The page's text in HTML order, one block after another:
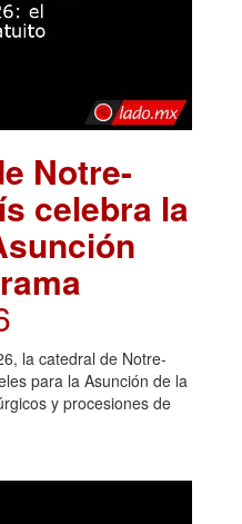
Notre-
celebra la
la catedral de Notre-
para la Asunción de la
y procesiones de